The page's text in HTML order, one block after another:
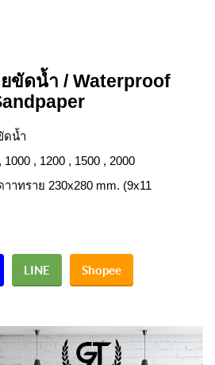
ขัดน้ำ / Waterproof
ดน้ำ
1000 , 1200 , 1500 , 2000
าทราย 230x280 mm. (9x11
LINE Shopee